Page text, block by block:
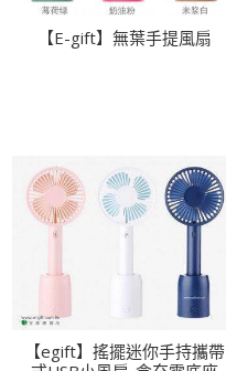
【E-gift】無葉手提風扇
【egift】搖擺迷你手持攜帶